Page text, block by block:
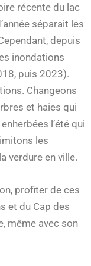
récente du lac
séparait les
depuis
inondations
puis 2023).
Changeons
et haies qui
l’été qui
les
verdure en ville.
profiter de ces
et du Cap des
même avec son